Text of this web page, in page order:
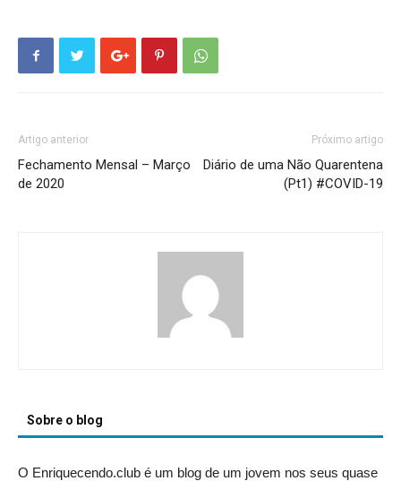
Artigo anterior
Fechamento Mensal – Março
de 2020
Próximo artigo
Diário de uma Não Quarentena
(Pt1) #COVID-19
Sobre o blog
O Enriquecendo.club é um blog de um jovem nos seus quase